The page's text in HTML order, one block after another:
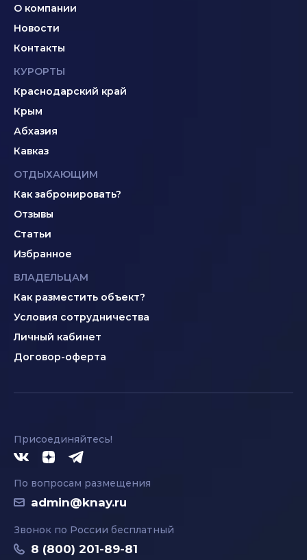
О компании
Новости
Контакты
КУРОРТЫ
Краснодарский край
Крым
Абхазия
Кавказ
ОТДЫХАЮЩИМ
Как забронировать?
Отзывы
Статьи
Избранное
ВЛАДЕЛЬЦАМ
Как разместить объект?
Условия сотрудничества
Личный кабинет
Договор-оферта
Присоединяйтесь!
По вопросам размещения
admin@knay.ru
Звонок по России бесплатный
8 (800) 201-89-81